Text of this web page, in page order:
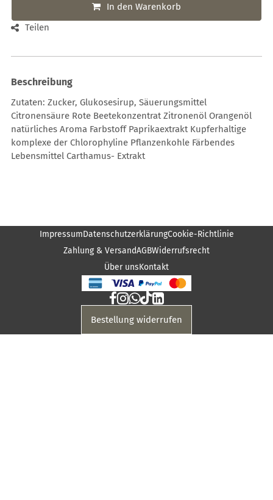
In den Warenkorb
Teilen
Beschreibung
Zutaten: Zucker, Glukosesirup, Säuerungsmittel
Citronensäure Rote Beetekonzentrat Zitronenöl Orangenöl
natürliches Aroma Farbstoff Paprikaextrakt Kupferhaltige
komplexe der Chlorophyline Pflanzenkohle Färbendes
Lebensmittel Carthamus- Extrakt
ImpressumDatenschutzerklärungCookie-Richtlinie
Zahlung & VersandAGBWiderrufsrecht
Über unsKontakt
Bestellung widerrufen